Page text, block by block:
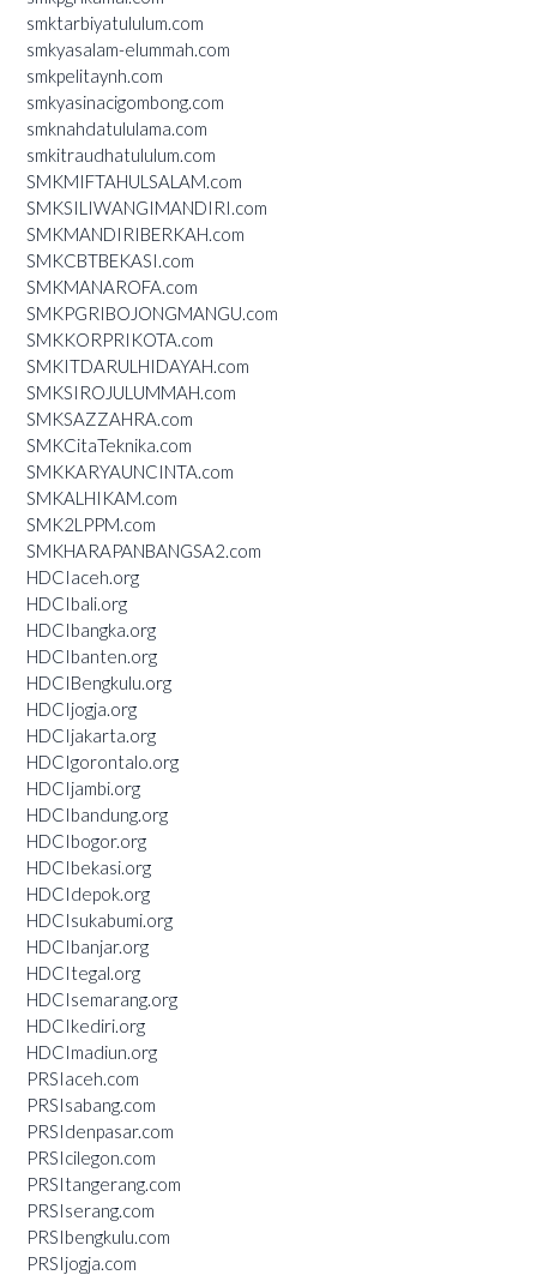
smktarbiyatululum.com
smkyasalam-elummah.com
smkpelitaynh.com
smkyasinacigombong.com
smknahdatululama.com
smkitraudhatululum.com
SMKMIFTAHULSALAM.com
SMKSILIWANGIMANDIRI.com
SMKMANDIRIBERKAH.com
SMKCBTBEKASI.com
SMKMANAROFA.com
SMKPGRIBOJONGMANGU.com
SMKKORPRIKOTA.com
SMKITDARULHIDAYAH.com
SMKSIROJULUMMAH.com
SMKSAZZAHRA.com
SMKCitaTeknika.com
SMKKARYAUNCINTA.com
SMKALHIKAM.com
SMK2LPPM.com
SMKHARAPANBANGSA2.com
HDCIaceh.org
HDCIbali.org
HDCIbangka.org
HDCIbanten.org
HDCIBengkulu.org
HDCIjogja.org
HDCIjakarta.org
HDCIgorontalo.org
HDCIjambi.org
HDCIbandung.org
HDCIbogor.org
HDCIbekasi.org
HDCIdepok.org
HDCIsukabumi.org
HDCIbanjar.org
HDCItegal.org
HDCIsemarang.org
HDCIkediri.org
HDCImadiun.org
PRSIaceh.com
PRSIsabang.com
PRSIdenpasar.com
PRSIcilegon.com
PRSItangerang.com
PRSIserang.com
PRSIbengkulu.com
PRSIjogja.com